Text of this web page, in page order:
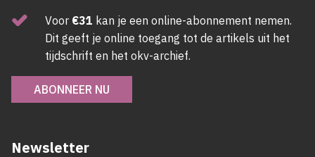
Voor €31 kan je een online-abonnement nemen.
Dit geeft je online toegang tot de artikels uit het
tijdschrift en het okv-archief.
ABONNEER NU
Newsletter